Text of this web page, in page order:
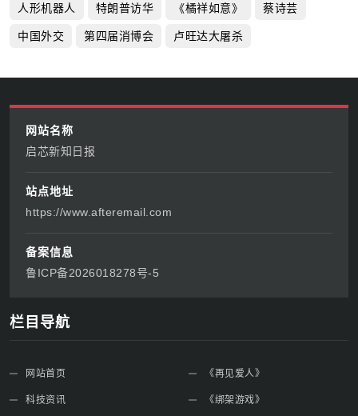
人形机器人 特朗普访华 《橘祥如意》 蔡诗芸
中国外交 第四届消博会 卢旺达大屠杀
网站名称
启芯新知日报
站点地址
https://www.afteremail.com
备案信息
鲁ICP备2026018278号-5
栏目导航
网站首页
科技资讯
《再见爱人》
《绑架游戏》